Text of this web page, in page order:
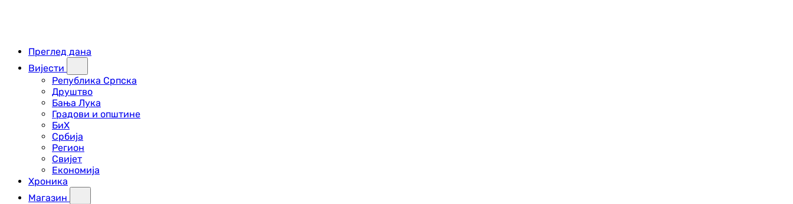
Преглед дана
Вијести
Република Српска
Друштво
Бања Лука
Градови и општине
БиХ
Србија
Регион
Свијет
Економија
Хроника
Магазин